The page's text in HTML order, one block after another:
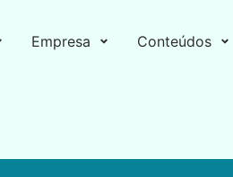
Empresa Conteúdos